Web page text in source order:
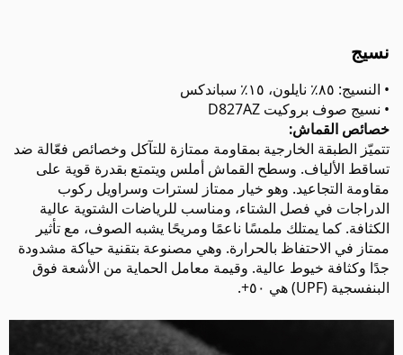
نسيج
• النسيج: ٨٥٪ نايلون، ١٥٪ سباندكس
• نسيج صوف بروكيت D827AZ
خصائص القماش:
تتميّز الطبقة الخارجية بمقاومة ممتازة للتآكل وخصائص فعّالة ضد
تساقط الألياف. وسطح القماش أملس ويتمتع بقدرة قوية على
مقاومة التجاعيد. وهو خيار ممتاز لسترات وسراويل ركوب
الدراجات في فصل الشتاء، ومناسب للرياضات الشتوية عالية
الكثافة. كما يمتلك ملمسًا ناعمًا ومريحًا يشبه الصوف، مع تأثير
ممتاز في الاحتفاظ بالحرارة. وهي مصنوعة بتقنية حياكة مشدودة
جدًا وكثافة خيوط عالية. وقيمة معامل الحماية من الأشعة فوق
البنفسجية (UPF) هي ٥٠+.